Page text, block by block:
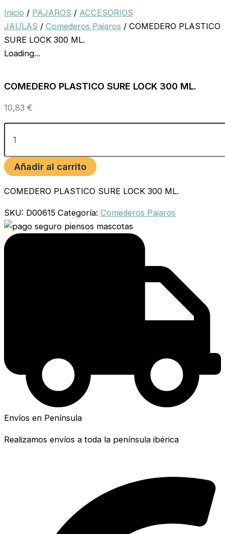
Inicio / PAJAROS / ACCESORIOS
JAULAS / Comederos Pajaros / COMEDERO PLASTICO
SURE LOCK 300 ML.
Loading...
COMEDERO PLASTICO SURE LOCK 300 ML.
10,83 €
Añadir al carrito
COMEDERO PLASTICO SURE LOCK 300 ML.
SKU: D00615 Categoría: Comederos Pajaros
Envíos en Península
Realizamos envíos a toda la península ibérica